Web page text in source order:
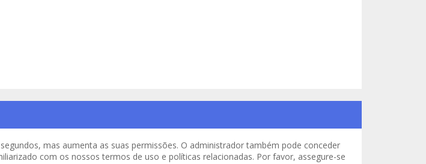
mas aumenta as suas permissões. O administrador também pode conceder
com os nossos termos de uso e políticas relacionadas. Por favor, assegure-se